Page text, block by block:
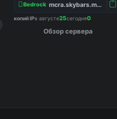
Bedrock mcra.skybars.me:19132
копий IPв августе25сегодня0
Обзор сервера